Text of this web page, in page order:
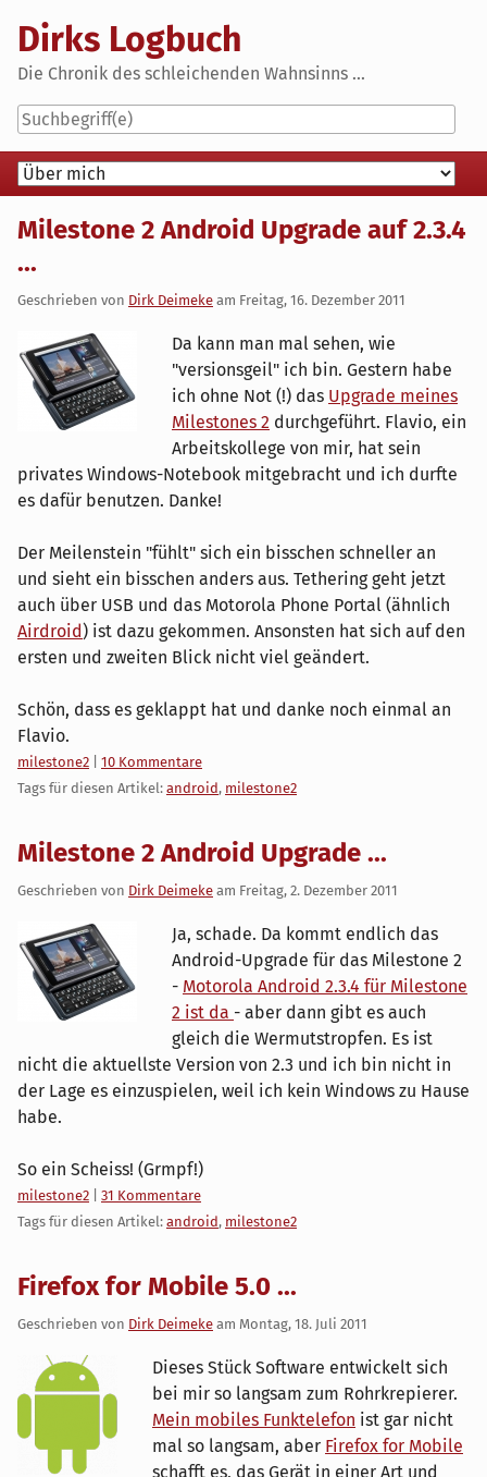
content
Dirks Logbuch
Die Chronik des schleichenden Wahnsinns ...
Navigation
Milestone 2 Android Upgrade auf 2.3.4
...
Geschrieben von Dirk Deimeke am Freitag, 16. Dezember 2011
Da kann man mal sehen, wie
"versionsgeil" ich bin. Gestern habe
ich ohne Not (!) das Upgrade meines
Milestones 2 durchgeführt. Flavio, ein
Arbeitskollege von mir, hat sein
privates Windows-Notebook mitgebracht und ich durfte
es dafür benutzen. Danke!
Der Meilenstein "fühlt" sich ein bisschen schneller an
und sieht ein bisschen anders aus. Tethering geht jetzt
auch über USB und das Motorola Phone Portal (ähnlich
Airdroid) ist dazu gekommen. Ansonsten hat sich auf den
ersten und zweiten Blick nicht viel geändert.
Schön, dass es geklappt hat und danke noch einmal an
Flavio.
Kategorien:
milestone2
10 Kommentare
Tags für diesen Artikel: android, milestone2
Milestone 2 Android Upgrade ...
Geschrieben von Dirk Deimeke am Freitag, 2. Dezember 2011
Ja, schade. Da kommt endlich das
Android-Upgrade für das Milestone 2
- Motorola Android 2.3.4 für Milestone
2 ist da - aber dann gibt es auch
gleich die Wermutstropfen. Es ist
nicht die aktuellste Version von 2.3 und ich bin nicht in
der Lage es einzuspielen, weil ich kein Windows zu Hause
habe.
So ein Scheiss! (Grmpf!)
Kategorien:
milestone2
31 Kommentare
Tags für diesen Artikel: android, milestone2
Firefox for Mobile 5.0 ...
Geschrieben von Dirk Deimeke am Montag, 18. Juli 2011
Dieses Stück Software entwickelt sich
bei mir so langsam zum Rohrkrepierer.
Mein mobiles Funktelefon ist gar nicht
mal so langsam, aber Firefox for Mobile
schafft es, das Gerät in einer Art und